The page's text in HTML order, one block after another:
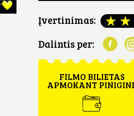
Įvertinimas:
Dalintis per:
FILMO BILIETAS
APMOKANT